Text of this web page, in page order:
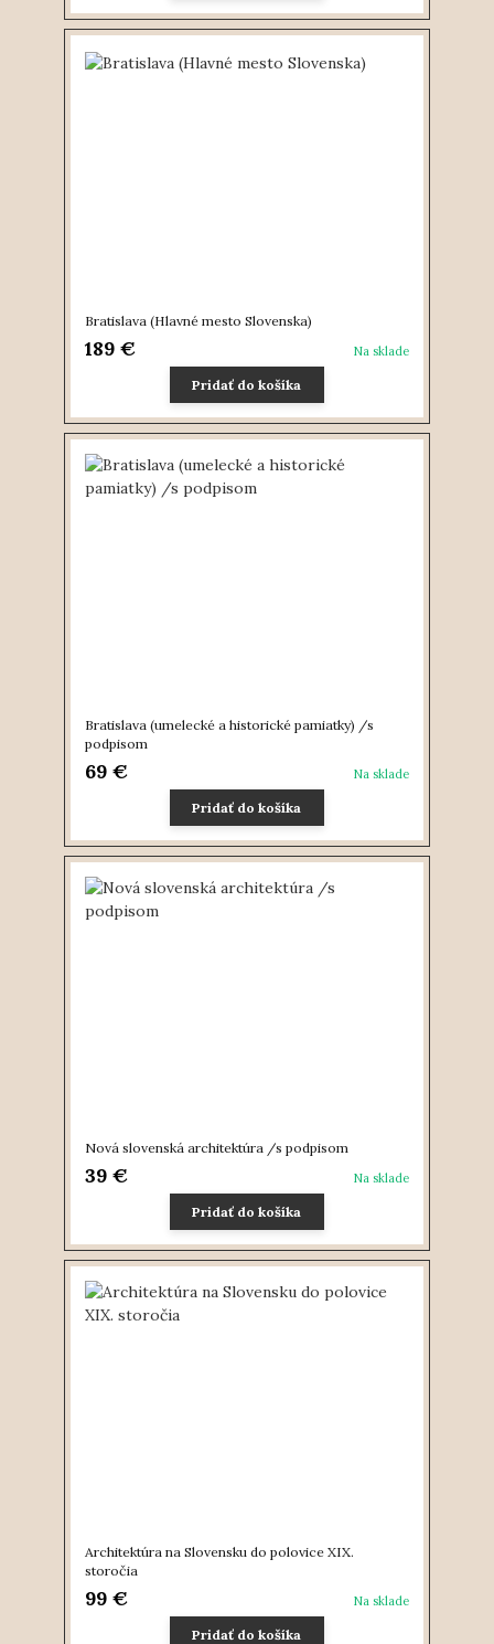
Bratislava (Hlavné mesto Slovenska)
189 € Na sklade
Pridať do košíka
Bratislava (umelecké a historické pamiatky) /s
podpisom
69 € Na sklade
Pridať do košíka
Nová slovenská architektúra /s podpisom
39 € Na sklade
Pridať do košíka
Architektúra na Slovensku do polovice XIX.
storočia
99 € Na sklade
Pridať do košíka